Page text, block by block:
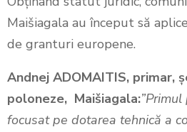
Maišiagala au început să
de granturi europene.
Andnej ADOMAITIS, primar,
poloneze, Maišiagala:
focusat pe dotarea tehnică a